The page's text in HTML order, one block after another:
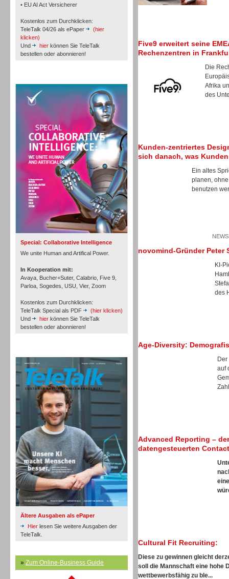
• EU AI Act Versicherer
Kostenlos zum Durchklicken:
TeleTalk 04/26 als ePaper
(hier
klicken)
Und
hier können Sie TeleTalk
bestellen oder abonnieren!
Special: Collaborative Intelligence
We unite Human and Artifical Power.
In Kooperation mit:
Avaya, Bucher+Suter, Calabrio, Five 9,
Parloa, Sogedes, USU, Vier, Zoom
Kostenlos zum Durchklicken:
TeleTalk Special als PDF
(hier klicken)
Und
hier können Sie TeleTalk
bestellen oder abonnieren!
Ältere Ausgaben als ePaper
Hier lesen Sie weitere Ausgaben der
TeleTalk.
» Zum Online-Business Guide
Workforce-Management
Personal
Inbound
Inbound
Inbound
Five9 erweitert seine
Rechenzentren in
Die
Afrika
des
Kunden-zentriertes
sich danach, was
Ein altes
planen,
benutzen
novomind-Gründer Peter
KI-
des
Age-Diversity:
auf
Advanced Reporting –
datengesteuerten
Cultural Fit Recruiting:
Diese zu gewinnen gleicht
soll die Mannschaft eine hohe
wettbewerbsfähig zu ble...